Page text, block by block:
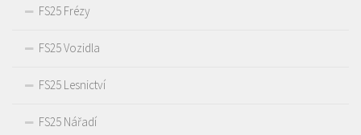
FS25 Frézy
FS25 Vozidla
FS25 Lesnictví
FS25 Nářadí